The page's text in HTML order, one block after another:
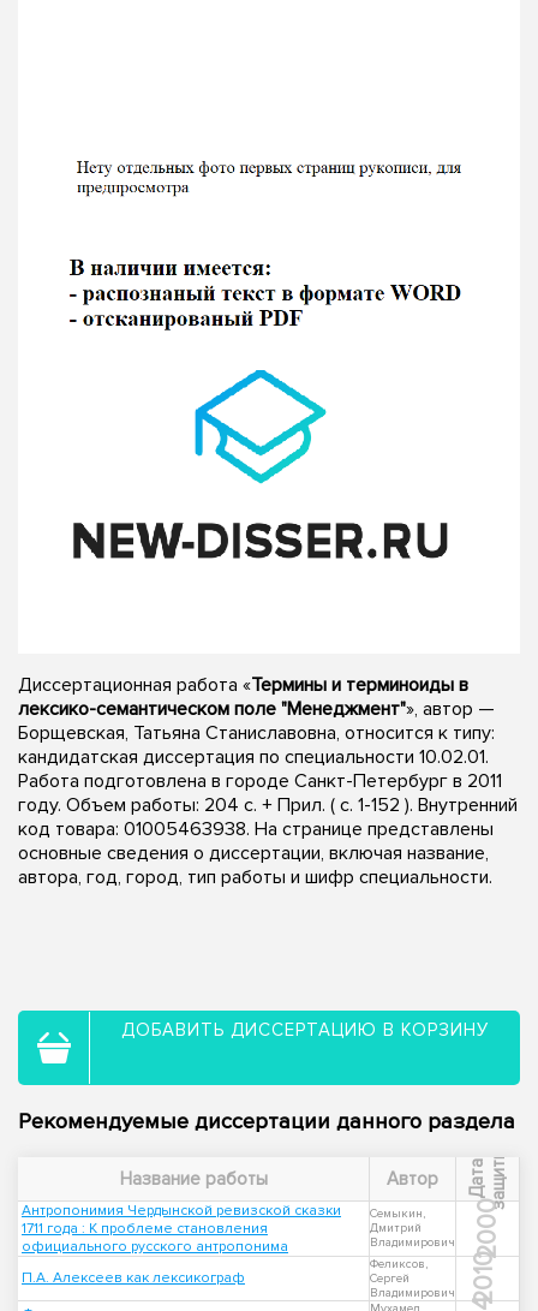
Диссертационная работа «Термины и терминоиды в
лексико-семантическом поле "Менеджмент"», автор —
Борщевская, Татьяна Станиславовна, относится к типу:
кандидатская диссертация по специальности 10.02.01.
Работа подготовлена в городе Санкт-Петербург в 2011
году. Объем работы: 204 с. + Прил. ( с. 1-152 ). Внутренний
код товара: 01005463938. На странице представлены
основные сведения о диссертации, включая название,
автора, год, город, тип работы и шифр специальности.
ДОБАВИТЬ ДИССЕРТАЦИЮ В КОРЗИНУ
Рекомендуемые диссертации данного раздела
Название работы Автор Д
а
т
а
з
а
щ
и
т ы
Антропонимия Чердынской ревизской сказки
1711 года : К проблеме становления
официального русского антропонима
Семыкин,
Дмитрий
Владимирович
2000
П.А. Алексеев как лексикограф
Феликсов,
Сергей
Владимирович
2010